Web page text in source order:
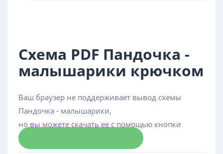
Схема PDF Пандочка -
малышарики крючком
Ваш браузер не поддерживает вывод схемы
Пандочка - малышарики,
но вы можете скачать ее с помощью кнопки